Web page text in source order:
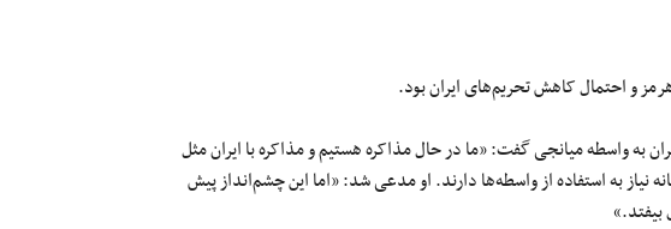
و احتمال کاهش تحریم‌های ایران بود.
به واسطه میانجی گفت: «ما در حال مذاکره هستیم و مذاکره با ایران مثل
به استفاده از واسطه‌ها دارند. او مدعی شد: «اما این چشم‌انداز پیش
بیفتد.»